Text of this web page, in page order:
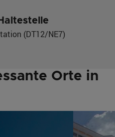
(DT12/NE7)
Orte in